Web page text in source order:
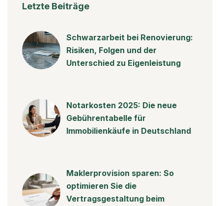
Letzte Beiträge
Schwarzarbeit bei Renovierung:
Risiken, Folgen und der
Unterschied zu Eigenleistung
Notarkosten 2025: Die neue
Gebührentabelle für
Immobilienkäufe in Deutschland
Maklerprovision sparen: So
optimieren Sie die
Vertragsgestaltung beim